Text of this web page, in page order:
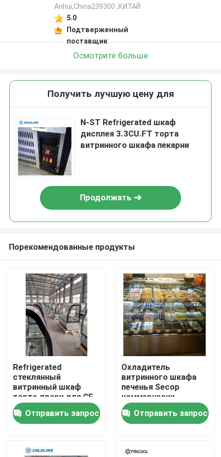
Главная страница
Продукция
О Компании
Anhui,China239300 ,КИТАЙ
5.0
Подтверженный
поставщик
Осмотрите больше
Получить лучшую цену для
N-ST Refrigerated шкаф
дисплея 3.3CU.FT торта
витринного шкафа пекарни
Продолжать
Порекомендованные продукты
Refrigerated
стеклянный
витринный шкаф
торта двери для CE
пекарни/ETL
Отправить запрос
Охладитель
витринного шкафа
печенья Secop
коммерчески
Refrigerated 4 слоя
22,7 CU.FT
Отправить запрос